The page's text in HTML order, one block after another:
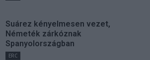
Suárez kényelmesen vezet,
Németék zárkóznak
Spanyolországban
ERC